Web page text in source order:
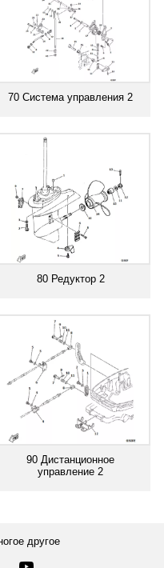
70 Система управления 2
80 Редуктор 2
90 Дистанционное
управление 2
другое